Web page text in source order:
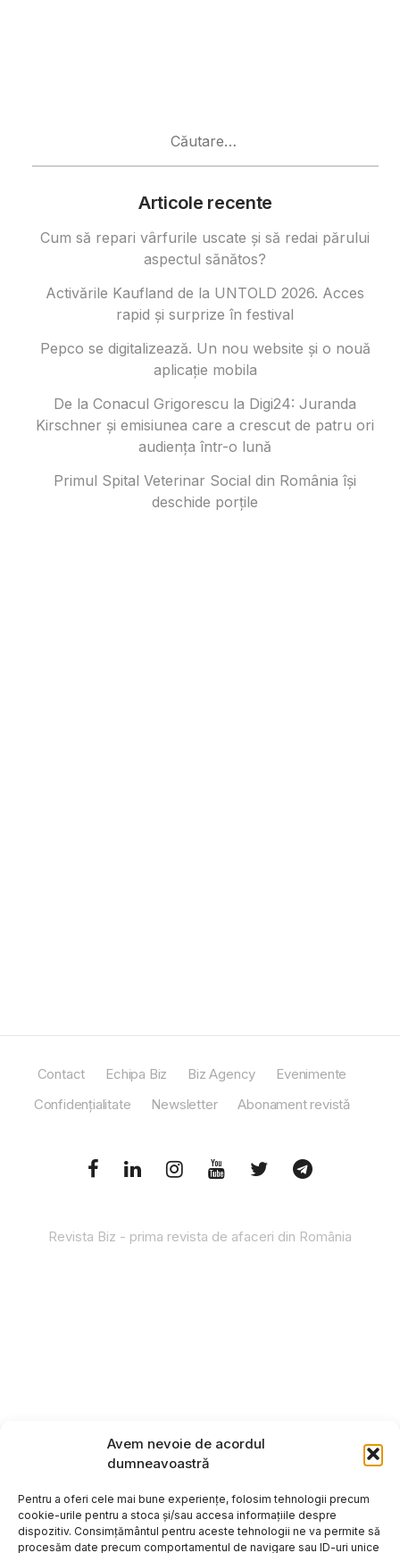
Avem nevoie de acordul
dumneavoastră
Pentru a oferi cele mai bune experiențe, folosim tehnologii precum
cookie-urile pentru a stoca și/sau accesa informațiile despre
dispozitiv. Consimțământul pentru aceste tehnologii ne va permite să
procesăm date precum comportamentul de navigare sau ID-uri unice
Articole recente
Cum să repari vârfurile uscate și să redai părului
aspectul sănătos?
Activările Kaufland de la UNTOLD 2026. Acces
rapid și surprize în festival
Pepco se digitalizează. Un nou website și o nouă
aplicație mobila
De la Conacul Grigorescu la Digi24: Juranda
Kirschner și emisiunea care a crescut de patru ori
audiența într-o lună
Primul Spital Veterinar Social din România își
deschide porțile
Contact Echipa Biz Biz Agency
Evenimente
Confidențialitate
Newsletter Abonament revistă
Revista Biz - prima revista de afaceri din România